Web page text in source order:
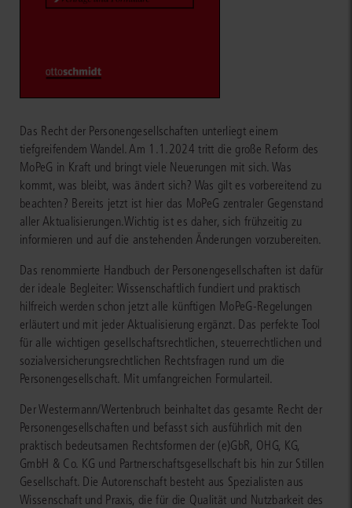
Das Recht der Personengesellschaften unterliegt einem
tiefgreifendem Wandel. Am 1.1.2024 tritt die große Reform des
MoPeG in Kraft und bringt viele Neuerungen mit sich. Was
kommt, was bleibt, was ändert sich? Was gilt es vorbereitend zu
beachten? Bereits jetzt ist hier das MoPeG zentraler Gegenstand
aller Aktualisierungen.Wichtig ist es daher, sich frühzeitig zu
informieren und auf die anstehenden Änderungen vorzubereiten.
Das renommierte Handbuch der Personengesellschaften ist dafür
der ideale Begleiter: Wissenschaftlich fundiert und praktisch
hilfreich werden schon jetzt alle künftigen MoPeG-Regelungen
erläutert und mit jeder Aktualisierung ergänzt. Das perfekte Tool
für alle wichtigen gesellschaftsrechtlichen, steuerrechtlichen und
sozialversicherungsrechtlichen Rechtsfragen rund um die
Personengesellschaft. Mit umfangreichen Formularteil.
Der Westermann/Wertenbruch beinhaltet das gesamte Recht der
Personengesellschaften und befasst sich ausführlich mit den
praktisch bedeutsamen Rechtsformen der (e)GbR, OHG, KG,
GmbH & Co. KG und Partnerschaftsgesellschaft bis hin zur Stillen
Gesellschaft. Die Autorenschaft besteht aus Spezialisten aus
Wissenschaft und Praxis, die für die Qualität und Nutzbarkeit des